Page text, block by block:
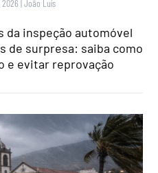
2026 |João Luís
inspeção automóvel
de surpresa: saiba como
e evitar reprovação